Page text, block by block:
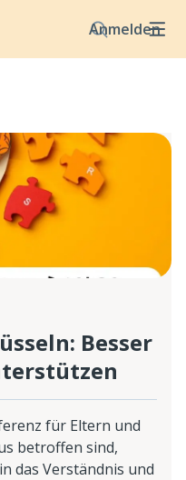
Anmelden
Besser
für Eltern und
betroffen sind,
das Verständnis und